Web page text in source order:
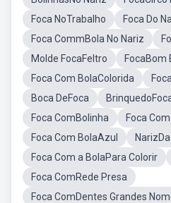
Foca NoTrabalho
Foca Do
Foca CommBola No Nariz
Molde FocaFeltro
FocaBom
Foca Com BolaColorida
Boca DeFoca
Foca ComBolinha
Foca
Foca Com BolaAzul
Foca Com a BolaPara Colorir
Foca ComRede Presa
Foca ComDentes Grandes